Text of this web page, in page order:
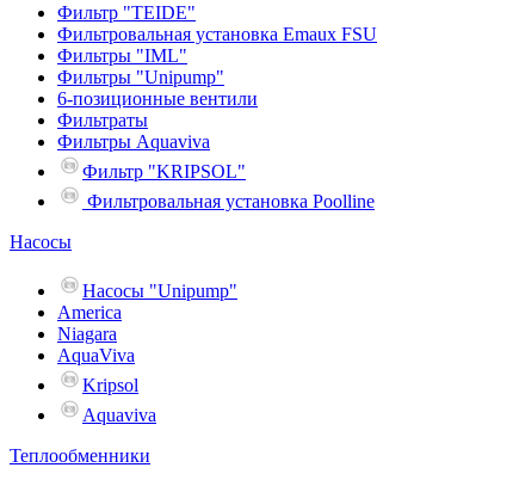
Фильтр "TEIDE"
Фильтровальная установка Emaux FSU
Фильтры "IML"
Фильтры "Unipump"
6-позиционные вентили
Фильтраты
Фильтры Aquaviva
Фильтр "KRIPSOL"
Фильтровальная установка Poolline
Насосы
Насосы "Unipump"
Ameriсa
Niagara
AquaViva
Kripsol
Aquaviva
Теплообменники